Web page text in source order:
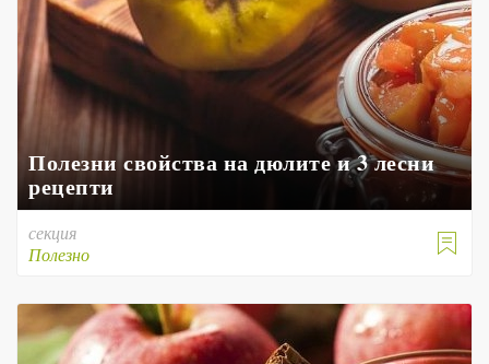
Полезни свойства на дюлите и 3 лесни
рецепти

секция
Полезно